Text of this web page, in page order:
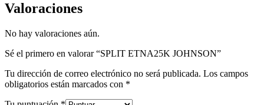
Valoraciones
No hay valoraciones aún.
Sé el primero en valorar “SPLIT ETNA25K JOHNSON”
Tu dirección de correo electrónico no será publicada. Los campos
obligatorios están marcados con *